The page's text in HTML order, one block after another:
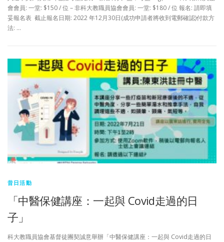
會會員: 一堂: $150 / 位 – 非科大教職員協會會員: 一堂: $180 / 位 報名: 請即填
妥報名表 截止報名日期: 2022 年12月30日(成功申請者將收到電郵確認)付款方
法: …
昔日活動
「中醫保健講座：一起與 Covid走過的日
子」
科大教職員協會基督徒團契誠意舉辦「中醫保健講座：一起與 Covid走過的日